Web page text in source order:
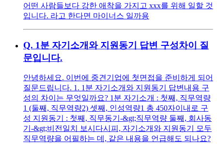
어떤 사람들보다 강한 애착을 가지고 xxx를 위해 일할 것
입니다. 라고 한다면 마이너스 일까용
Q. 1분 자기소개와 지원동기 답변 구성차이 질
문입니다.
안녕하세요. 이번에 중견기업에 첫면접을 준비하게 되어
질문드립니다. 1. 1분 자기소개와 지원동기 답변내용 구
성의 차이는 무엇일까요? 1분 자기소개 : 첫째, 직무역량
1 (둘째, 직무역량2) 셋째, 인성역량1 총 450자이내로 구
성 지원동기 : 첫째, 직무동기-&gt;직무역량 둘째, 회사동
기-&gt;비전일치 보시다시피, 자기소개와 지원동기 모두
직무역량을 어필하는 데, 같은 내용을 언급해도 되나요?